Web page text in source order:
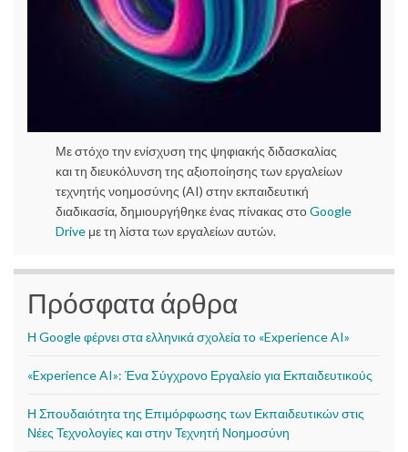
Με στόχο την ενίσχυση της ψηφιακής διδασκαλίας
και τη διευκόλυνση της αξιοποίησης των εργαλείων
τεχνητής νοημοσύνης (AI) στην εκπαιδευτική
διαδικασία, δημιουργήθηκε ένας πίνακας στοGoogle
Drive με τη λίστα των εργαλείων αυτών.
Πρόσφατα άρθρα
Η Google φέρνει στα ελληνικά σχολεία το «Experience AI»
«Experience AI»: Ένα Σύγχρονο Εργαλείο για Εκπαιδευτικούς
Η Σπουδαιότητα της Επιμόρφωσης των Εκπαιδευτικών στις
Νέες Τεχνολογίες και στην Τεχνητή Νοημοσύνη